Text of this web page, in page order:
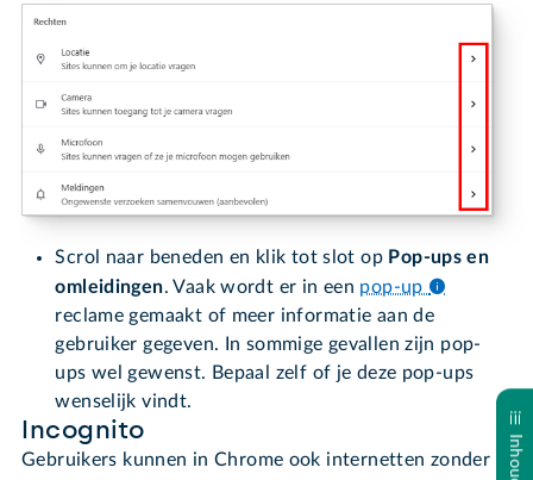
Scrol naar beneden en klik tot slot op Pop-ups en
omleidingen. Vaak wordt er in een pop-up
reclame gemaakt of meer informatie aan de
gebruiker gegeven. In sommige gevallen zijn pop-
ups wel gewenst. Bepaal zelf of je deze pop-ups
wenselijk vindt.
Incognito
Gebruikers kunnen in Chrome ook internetten zonder